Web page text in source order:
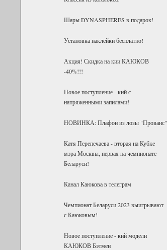
Шары DYNASPHERES в подарок!
Установка наклейки бесплатно!
Акция! Скидка на кии КАЮКОВ
-40%!!!
Новое поступление - кий с
напряженными запилами!
НОВИНКА: Плафон из лозы "Прованс"
Катя Перепечаева - вторая на Кубке
мэра Москвы, первая на чемпионате
Беларуси!
Канал Каюкова в телеграм
Чемпионат Беларуси 2023 выигрывают
с Каюковым!
Новое поступление - кий модели
КАЮКОВ Бэтмен